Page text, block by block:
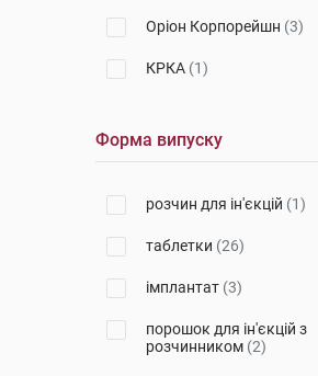
Оріон Корпорейшн (3)
КРКА (1)
АстраЗенека
Форма випуску
розчин для ін'єкцій (1)
таблетки (26)
імплантат (3)
порошок для ін'єкцій з
розчинником (2)